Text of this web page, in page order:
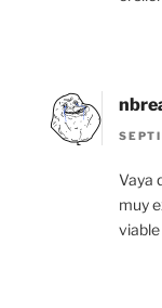
Vaya
muy